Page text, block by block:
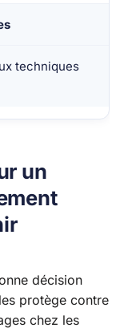
techniques
un
décision
protège contre
chez les